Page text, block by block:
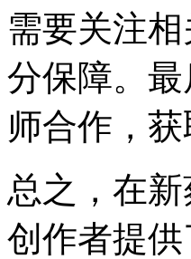
需要关注
分保障。
师合作，
总之，在
创作者提